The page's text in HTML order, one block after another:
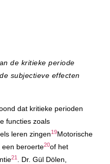
de kritieke periode
subjectieve effecten
dat kritieke perioden
functies zoals
leren zingen19Motorische
een beroerte20of het
21
. Dr. Gül Dölen,